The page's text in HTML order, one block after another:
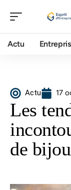
Actu
Actu 17
Les
de